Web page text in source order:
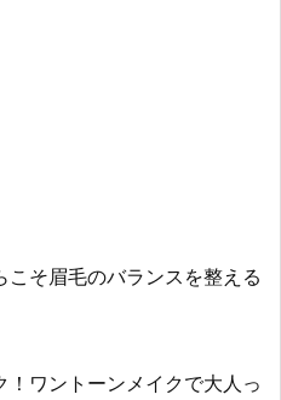
こそ眉毛のバランスを整える
！ワントーンメイクで大人っ